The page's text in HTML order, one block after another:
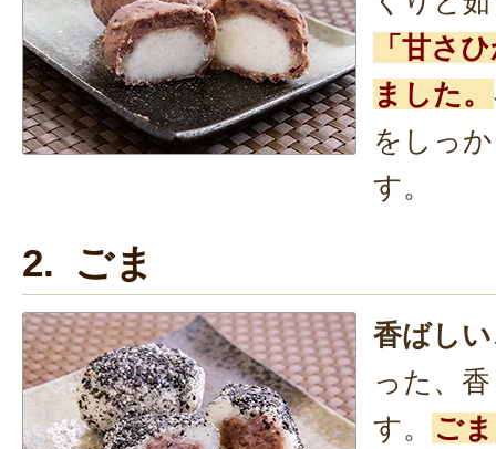
「甘さ
ました。
をしっ
す。
2. ごま
香ばし
った、
す。
ご